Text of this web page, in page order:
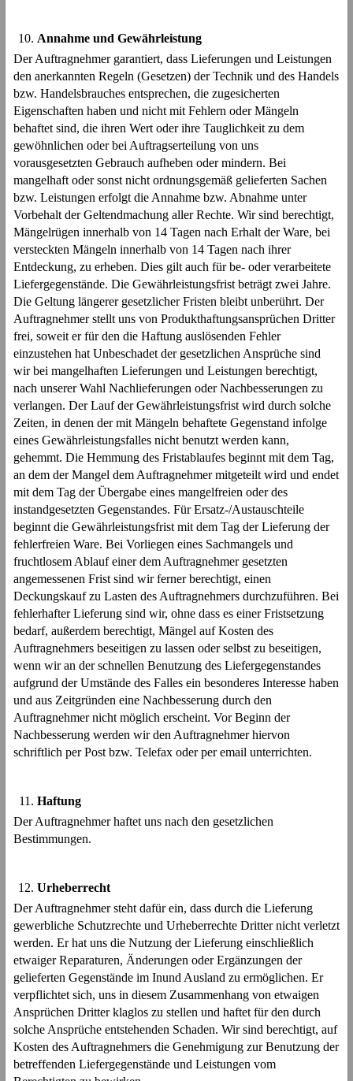
Annahme und Gewährleistung
Der Auftragnehmer garantiert, dass Lieferungen und Leistungen
den anerkannten Regeln (Gesetzen) der Technik und des Handels
bzw. Handelsbrauches entsprechen, die zugesicherten
Eigenschaften haben und nicht mit Fehlern oder Mängeln
behaftet sind, die ihren Wert oder ihre Tauglichkeit zu dem
gewöhnlichen oder bei Auftragserteilung von uns
vorausgesetzten Gebrauch aufheben oder mindern. Bei
mangelhaft oder sonst nicht ordnungsgemäß gelieferten Sachen
bzw. Leistungen erfolgt die Annahme bzw. Abnahme unter
Vorbehalt der Geltendmachung aller Rechte. Wir sind berechtigt,
Mängelrügen innerhalb von 14 Tagen nach Erhalt der Ware, bei
versteckten Mängeln innerhalb von 14 Tagen nach ihrer
Entdeckung, zu erheben. Dies gilt auch für be- oder verarbeitete
Liefergegenstände. Die Gewährleistungsfrist beträgt zwei Jahre.
Die Geltung längerer gesetzlicher Fristen bleibt unberührt. Der
Auftragnehmer stellt uns von Produkthaftungsansprüchen Dritter
frei, soweit er für den die Haftung auslösenden Fehler
einzustehen hat Unbeschadet der gesetzlichen Ansprüche sind
wir bei mangelhaften Lieferungen und Leistungen berechtigt,
nach unserer Wahl Nachlieferungen oder Nachbesserungen zu
verlangen. Der Lauf der Gewährleistungsfrist wird durch solche
Zeiten, in denen der mit Mängeln behaftete Gegenstand infolge
eines Gewährleistungsfalles nicht benutzt werden kann,
gehemmt. Die Hemmung des Fristablaufes beginnt mit dem Tag,
an dem der Mangel dem Auftragnehmer mitgeteilt wird und endet
mit dem Tag der Übergabe eines mangelfreien oder des
instandgesetzten Gegenstandes. Für Ersatz-/Austauschteile
beginnt die Gewährleistungsfrist mit dem Tag der Lieferung der
fehlerfreien Ware. Bei Vorliegen eines Sachmangels und
fruchtlosem Ablauf einer dem Auftragnehmer gesetzten
angemessenen Frist sind wir ferner berechtigt, einen
Deckungskauf zu Lasten des Auftragnehmers durchzuführen. Bei
fehlerhafter Lieferung sind wir, ohne dass es einer Fristsetzung
bedarf, außerdem berechtigt, Mängel auf Kosten des
Auftragnehmers beseitigen zu lassen oder selbst zu beseitigen,
wenn wir an der schnellen Benutzung des Liefergegenstandes
aufgrund der Umstände des Falles ein besonderes Interesse haben
und aus Zeitgründen eine Nachbesserung durch den
Auftragnehmer nicht möglich erscheint. Vor Beginn der
Nachbesserung werden wir den Auftragnehmer hiervon
schriftlich per Post bzw. Telefax oder per email unterrichten.
Haftung
Der Auftragnehmer haftet uns nach den gesetzlichen
Bestimmungen.
Urheberrecht
Der Auftragnehmer steht dafür ein, dass durch die Lieferung
gewerbliche Schutzrechte und Urheberrechte Dritter nicht verletzt
werden. Er hat uns die Nutzung der Lieferung einschließlich
etwaiger Reparaturen, Änderungen oder Ergänzungen der
gelieferten Gegenstände im Inund Ausland zu ermöglichen. Er
verpflichtet sich, uns in diesem Zusammenhang von etwaigen
Ansprüchen Dritter klaglos zu stellen und haftet für den durch
solche Ansprüche entstehenden Schaden. Wir sind berechtigt, auf
Kosten des Auftragnehmers die Genehmigung zur Benutzung der
betreffenden Liefergegenstände und Leistungen vom